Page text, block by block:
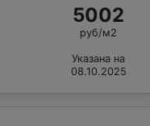
5002
руб/м2
Указана на
08.10.2025